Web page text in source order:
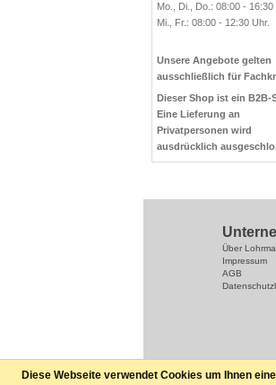
Mo., Di., Do.: 08:00 - 16:30
Mi., Fr.: 08:00 - 12:30 Uhr.
Unsere Angebote gelten
ausschließlich für
Dieser Shop ist ein B2B-
Eine Lieferung an
Privatpersonen wird
ausdrücklich
Über
Impressum
AGB
Diese Webseite verwendet Cookies um Ihnen